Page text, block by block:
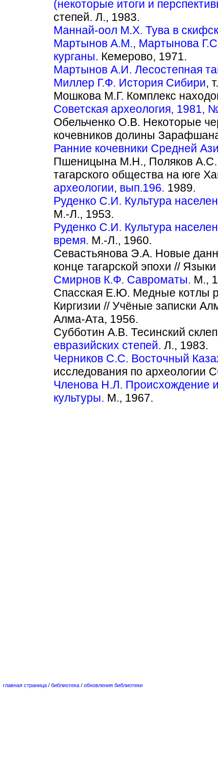
(некоторые итоги и
степей. Л., 1983.
Маннай-оол М.Х. Тува в
Мартынов A.M., Мартынова
курганы. Кемерово, 1971.
Мартынов А.И. Лесостепная
Миллер Г.Ф. История Сибири,
Мошкова М.Г. Комплекс
Советская археология, 1981,
Обельченко О.В. Некоторые
кочевников долины
Ранние кочевники Средней
Пшеницына М.Н., Поляков А.С.
тагарского общества на юге
археологии, вып.196. 1989.
Руденко С.И. Культура
М.-Л., 1953.
Руденко С.И. Культура
время. М.-Л., 1960.
Севастьянова Э.А. Новые
конце тагарской эпохи //
Смирнов К.Ф. Савроматы. М.,
Спасская Е.Ю. Медные котлы
Киргизии // Учёные записки
Алма-Ата, 1956.
Субботин А.В. Тесинский
евразийских степей. Л., 1983.
Черников С.С. Восточный
исследования по археологии
Членова Н.Л. Происхождение
культуры. М., 1967.
главная страница / библиотека / обновления библиотеки